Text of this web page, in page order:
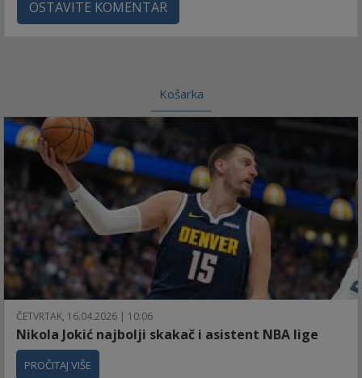
OSTAVITE KOMENTAR
Košarka
ČETVRTAK, 16.04.2026 | 10:06
Nikola Jokić najbolji skakač i asistent NBA lige
PROČITAJ VIŠE